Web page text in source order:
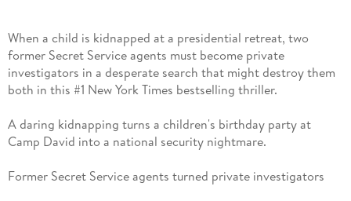
When a child is kidnapped at a presidential retreat, two
former Secret Service agents must become private
investigators in a desperate search that might destroy them
both in this #1 New York Times bestselling thriller.
A daring kidnapping turns a children's birthday party at
Camp David into a national security nightmare.
Former Secret Service agents turned private investigators